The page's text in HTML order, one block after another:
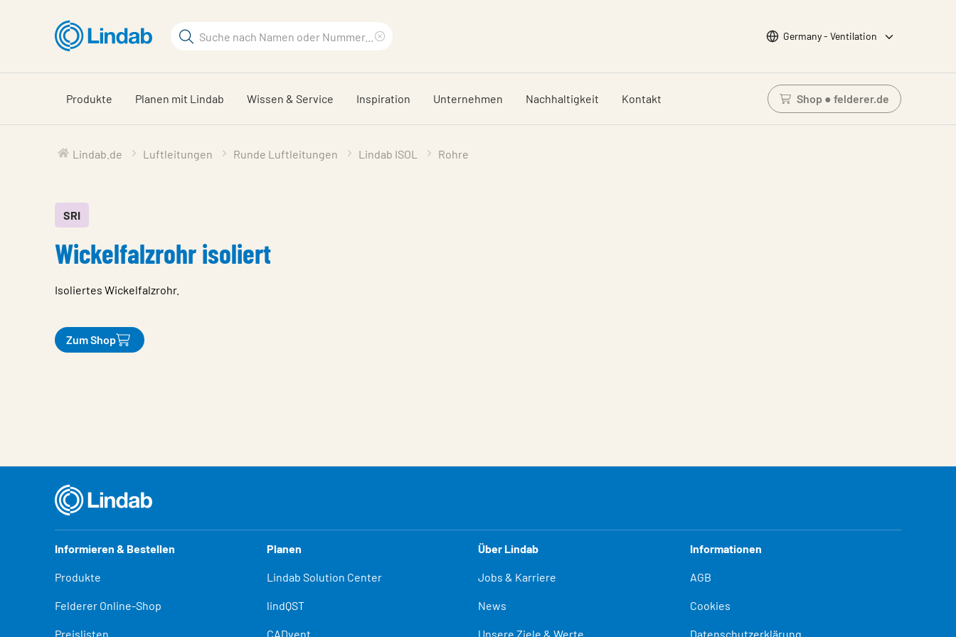
Hauptinhalt
Suchbegriff
durchsuchen
löschen
Wähle Sprache
Germany - Ventilation
Produkte Planen mit Lindab Wissen & Service Inspiration Unternehmen Nachhaltigkeit Kontakt Shop ● felderer.de
Einloggen um den
Lindab.de Luftleitungen Runde Luftleitungen Lindab ISOL Rohre
SRI
Wickelfalzrohr isoliert
Isoliertes Wickelfalzrohr.
Zum Shop
Informieren & Bestellen
Produkte
Felderer Online-Shop
Preislisten
Planen
Lindab Solution Center
lindQST
CADvent
Über Lindab
Jobs & Karriere
News
Unsere Ziele & Werte
Informationen
AGB
Cookies
Datenschutzerklärung